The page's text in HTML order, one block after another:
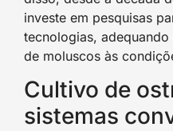
investe em pesquisas
tecnologias,
de moluscos às
Cultivo de
sistemas